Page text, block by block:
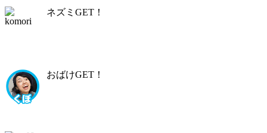
ネズミGET！
おばけGET！